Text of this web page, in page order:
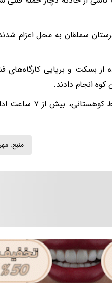
سملقان به محل اعزام
بسکت و برپایی کارگاه‌های
کوه انجام دادند.
محبان بیان کرد: این عملیات به دلیل سخت‌گذر بودن منطقه و شرایط
منبع: مهر